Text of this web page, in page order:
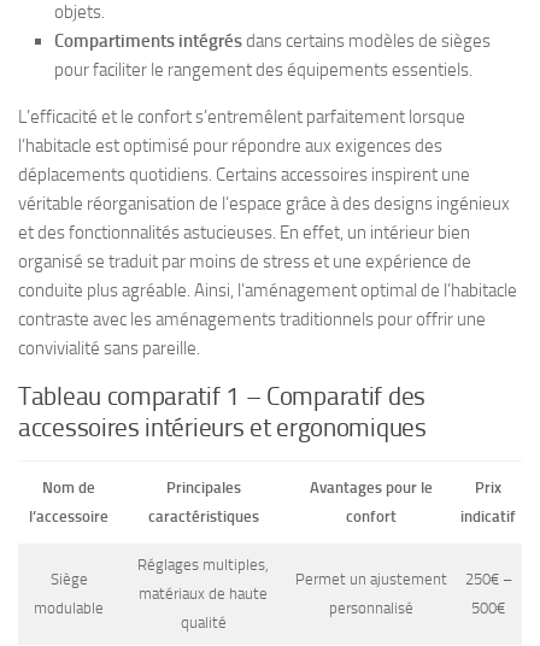
objets.
Compartiments intégrésdans certains modèles de sièges
pour faciliter le rangement des équipements essentiels.
L’efficacité et le confort s’entremêlent parfaitement lorsque
l’habitacle est optimisé pour répondre aux exigences des
déplacements quotidiens. Certains accessoires inspirent une
véritable réorganisation de l’espace grâce à des designs ingénieux
et des fonctionnalités astucieuses. En effet, un intérieur bien
organisé se traduit par moins de stress et une expérience de
conduite plus agréable. Ainsi, l’aménagement optimal de l’habitacle
contraste avec les aménagements traditionnels pour offrir une
convivialité sans pareille.
Tableau comparatif 1 – Comparatif des
accessoires intérieurs et ergonomiques
Nom de
l’accessoire
Principales
caractéristiques
Avantages pour le
confort
Prix
indicatif
Siège
modulable
Réglages multiples,
matériaux de haute
qualité
Permet un ajustement
personnalisé
250€ –
500€